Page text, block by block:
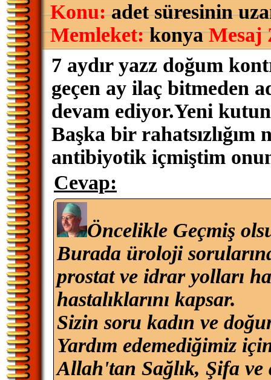
Konu:adet süresinin
Memleket:konyaMesaj
7 aydır yazz doğum
geçen ay ilaç bitmeden
devam ediyor.Yeni
Başka bir rahatsızlığım
antibiyotik içmiştim
Cevap:
Öncelikle Geçmiş
Burada üroloji
prostat ve idrar yolları
hastalıklarını kapsar.
Sizin soru kadın ve
Yardım edemediğimiz
Allah'tan Sağlık, Şifa